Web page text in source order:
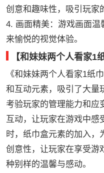
创意和趣味性，吸引玩家
4. 画面精美：游戏画面温
来愉悦的视觉体验。
【和妹妹两个人看家1
《和妹妹两个人看家1纸
和互动元素，吸引了大量
考验玩家的管理能力和应
互动，让玩家在游戏中感
时，纸巾盒元素的加入，
创意性，让玩家在享受游
种别样的温馨与感动。